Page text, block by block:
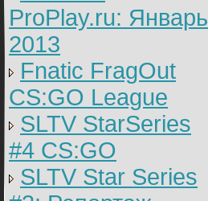
ProPlay.ru: Январь
2013
Fnatic FragOut
CS:GO League
SLTV StarSeries
#4 CS:GO
SLTV Star Series